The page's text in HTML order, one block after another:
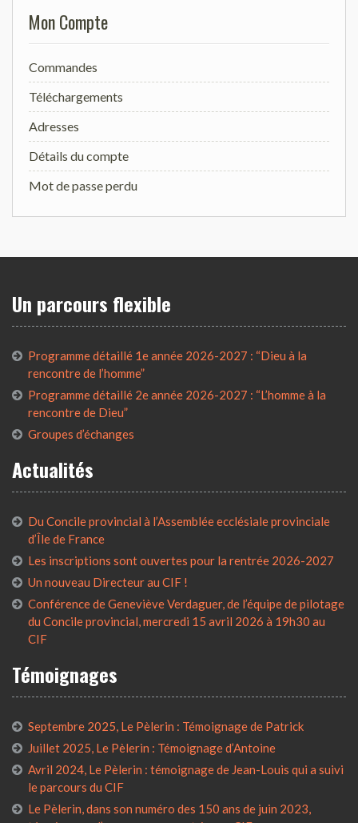
Mon Compte
Commandes
Téléchargements
Adresses
Détails du compte
Mot de passe perdu
Un parcours flexible
Programme détaillé 1e année 2026-2027 : “Dieu à la
rencontre de l’homme”
Programme détaillé 2e année 2026-2027 : “L’homme à la
rencontre de Dieu”
Groupes d’échanges
Actualités
Du Concile provincial à l’Assemblée ecclésiale provinciale
d’Île de France
Les inscriptions sont ouvertes pour la rentrée 2026-2027
Un nouveau Directeur au CIF !
Conférence de Geneviève Verdaguer, de l’équipe de pilotage
du Concile provincial, mercredi 15 avril 2026 à 19h30 au
CIF
Témoignages
Septembre 2025, Le Pèlerin : Témoignage de Patrick
Juillet 2025, Le Pèlerin : Témoignage d’Antoine
Avril 2024, Le Pèlerin : témoignage de Jean-Louis qui a suivi
le parcours du CIF
Le Pèlerin, dans son numéro des 150 ans de juin 2023,